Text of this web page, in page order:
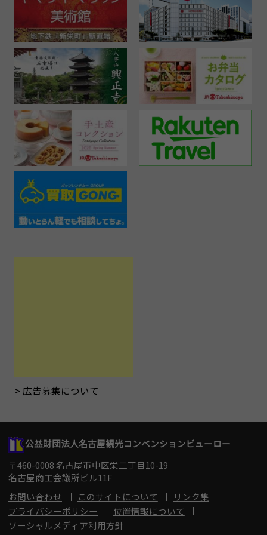
広告募集について
公益財団法人名古屋観光コンベンションビューロー
〒460-0008 名古屋市中区栄二丁目10-19
名古屋商工会議所ビル11F
お問い合わせ
このサイトについて
リンク集
プライバシーポリシー
位置情報について
ソーシャルメディア利用方針